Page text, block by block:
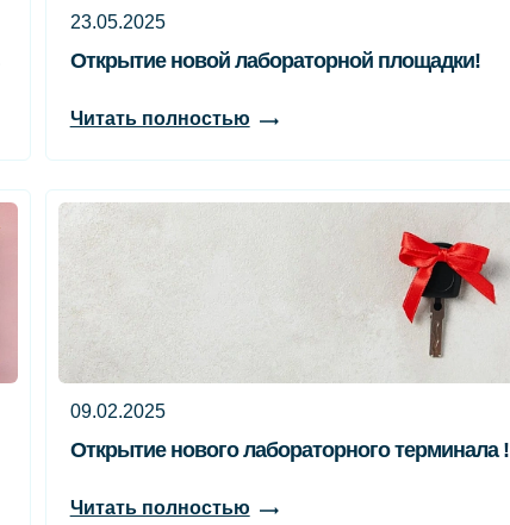
23.05.2025
Открытие новой лабораторной площадки!
Читать полностью
09.02.2025
Открытие нового лабораторного терминала !
Читать полностью